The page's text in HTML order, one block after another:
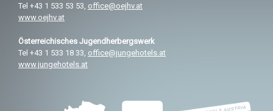
Tel +43 1 533 53 53, office@oejhv.at
www.oejhv.at
Österreichisches Jugendherbergswerk
Tel +43 1 533 18 33, office@jungehotels.at
www.jungehotels.at